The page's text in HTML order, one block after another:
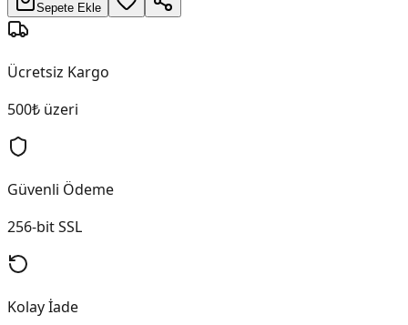
Sepete Ekle
Ücretsiz Kargo
500₺ üzeri
Güvenli Ödeme
256-bit SSL
Kolay İade